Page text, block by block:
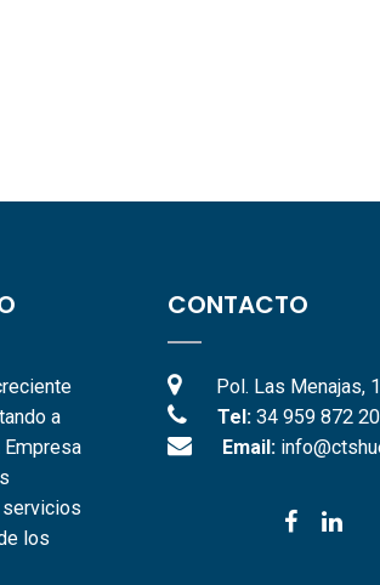
a
servicios
los
CONTACTO
Pol. Las Menajas,
Tel: 34 959 872
Email: